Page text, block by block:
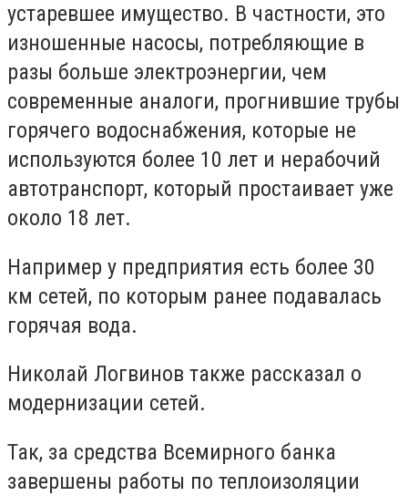
устаревшее имущество. В частности, это
изношенные насосы, потребляющие в
разы больше электроэнергии, чем
современные аналоги, прогнившие трубы
горячего водоснабжения, которые не
используются более 10 лет и нерабочий
автотранспорт, который простаивает уже
около 18 лет.
Например у предприятия есть более 30
км сетей, по которым ранее подавалась
горячая вода.
Николай Логвинов также рассказал о
модернизации сетей.
Так, за средства Всемирного банка
завершены работы по теплоизоляции